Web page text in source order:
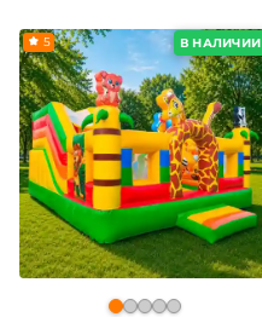
В НАЛИЧИИ
5